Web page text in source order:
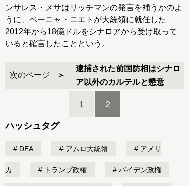
ンサレス・メサはリッチマンの発言を補うかのよ
うに、ペーニャ・ニエトが大統領に就任した
2012年から18億ドルをシナロアから受け取って
いると確言したことという。
次のページ
逮捕された前国防相はシナロ
ア以外のカルテルと懇意
1 2
ハッシュタグ
DEA アムロ大統領 アメリ
カ トランプ政権 バイデン政権